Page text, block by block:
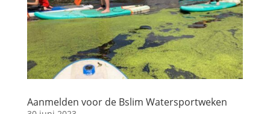
Aanmelden voor de Bslim Watersportweken